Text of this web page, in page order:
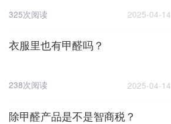
325次阅读 2025-04-14
衣服里也有甲醛吗？
238次阅读 2025-04-14
除甲醛产品是不是智商税？